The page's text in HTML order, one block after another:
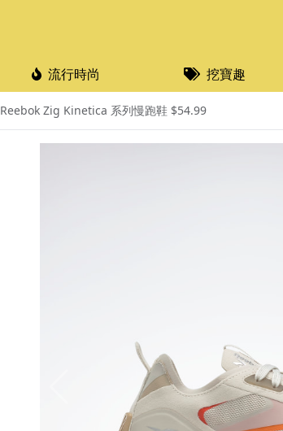
流行時尚 挖寶趣
Reebok Zig Kinetica 系列慢跑鞋 $54.99